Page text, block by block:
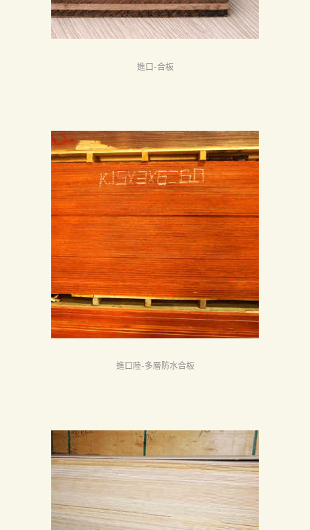
進口-合板
進口陸-多層防水合板